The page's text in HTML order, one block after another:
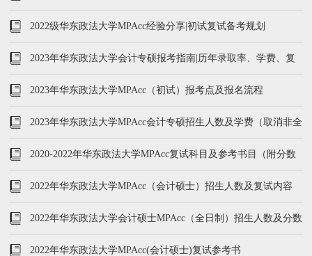
2022级华东政法大学MPAcc经验分享|初试复试备考规划
2023年华东政法大学会计专硕报考指南|历年录取率、学费、复
试内容
2023年华东政法大学MPAcc（初试）报考点及报名流程
2023年华东政法大学MPAcc会计专硕招生人数及学费（取消非全
日制招生）
2020-2022年华东政法大学MPAcc复试科目及参考书目（附分数
线）
2022年华东政法大学MPAcc（会计硕士）招生人数及复试内容
2022年华东政法大学会计硕士MPAcc（全日制）招生人数及分数
线
2022年华东政法大学MPAcc(会计硕士)复试参考书